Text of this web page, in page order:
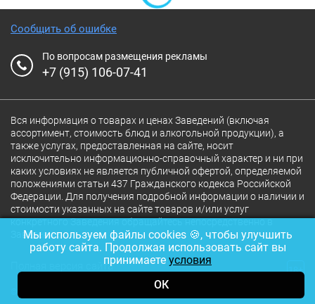
Сообщить об ошибке
По вопросам размещения рекламы
+7 (915) 106-07-41
Вся информация о товарах и ценах Заведений (включая
ассортимент, стоимость блюд и алкогольной продукции), а
также услугах, предоставленная на сайте, носит
исключительно информационно-справочный характер и ни при
каких условиях не является публичной офертой, определяемой
положениями статьи 437 Гражданского кодекса Российской
Федерации. Для получения подробной информации о наличии и
стоимости указанных на сайте товаров и/или услуг
конкретного Заведения обращайтесь непосредственно в
Заведение.
Полная версия сайта 18+
Мы используем файлы cookies 🍪, чтобы улучшить
работу сайта. Продолжая использовать сайт вы
принимаете условия
ОК